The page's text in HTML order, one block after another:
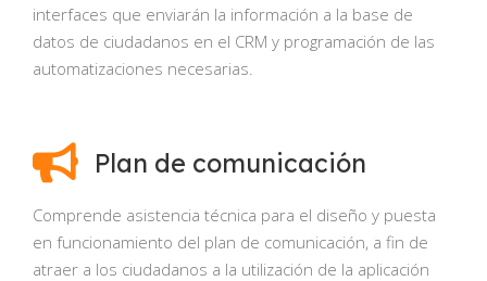
interfaces que enviarán la información a la base de
datos de ciudadanos en el CRM y programación de las
automatizaciones necesarias.
Plan de comunicación
Comprende asistencia técnica para el diseño y puesta
en funcionamiento del plan de comunicación, a fin de
atraer a los ciudadanos a la utilización de la aplicación